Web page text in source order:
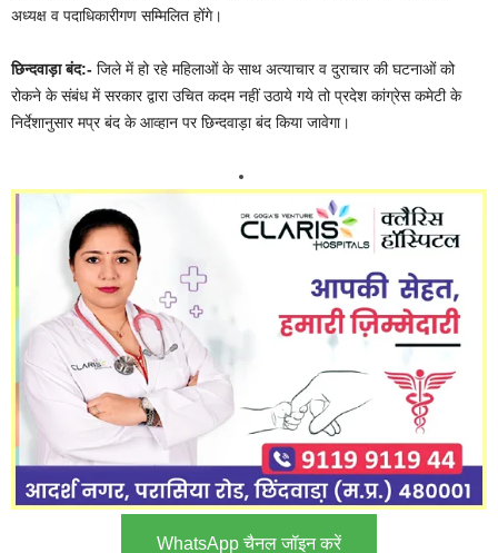
अध्यक्ष व पदाधिकारीगण सम्मिलित होंगे।
छिन्दवाड़ा बंद:- जिले में हो रहे महिलाओं के साथ अत्याचार व दुराचार की घटनाओं को
रोकने के संबंध में सरकार द्वारा उचित कदम नहीं उठाये गये तो प्रदेश कांग्रेस कमेटी के
निर्देशानुसार मप्र बंद के आव्हान पर छिन्दवाड़ा बंद किया जावेगा।
WhatsApp चैनल जॉइन करें